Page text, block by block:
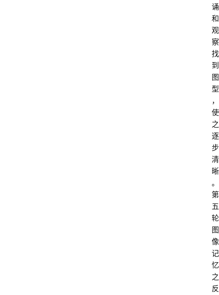
诵
和
观
察
找
到
图
型
，
使
之
逐
步
清
晰
。
第
五
轮
图
像
记
忆
之
反